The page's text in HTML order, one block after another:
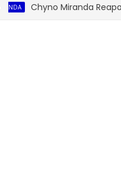
Chyno Miranda Reaparece